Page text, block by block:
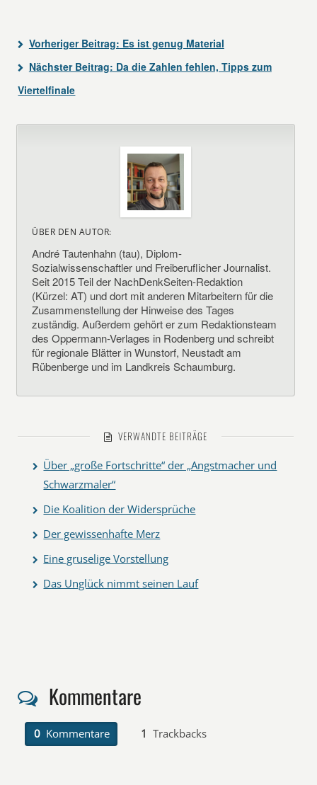
Vorheriger Beitrag: Es ist genug Material
Nächster Beitrag: Da die Zahlen fehlen, Tipps zum
Viertelfinale
ÜBER DEN AUTOR:
André Tautenhahn (tau), Diplom-
Sozialwissenschaftler und Freiberuflicher Journalist.
Seit 2015 Teil der NachDenkSeiten-Redaktion
(Kürzel: AT) und dort mit anderen Mitarbeitern für die
Zusammenstellung der Hinweise des Tages
zuständig. Außerdem gehört er zum Redaktionsteam
des Oppermann-Verlages in Rodenberg und schreibt
für regionale Blätter in Wunstorf, Neustadt am
Rübenberge und im Landkreis Schaumburg.
VERWANDTE BEITRÄGE
Über „große Fortschritte“ der „Angstmacher und
Schwarzmaler“
Die Koalition der Widersprüche
Der gewissenhafte Merz
Eine gruselige Vorstellung
Das Unglück nimmt seinen Lauf
Kommentare
0 Kommentare 1 Trackbacks